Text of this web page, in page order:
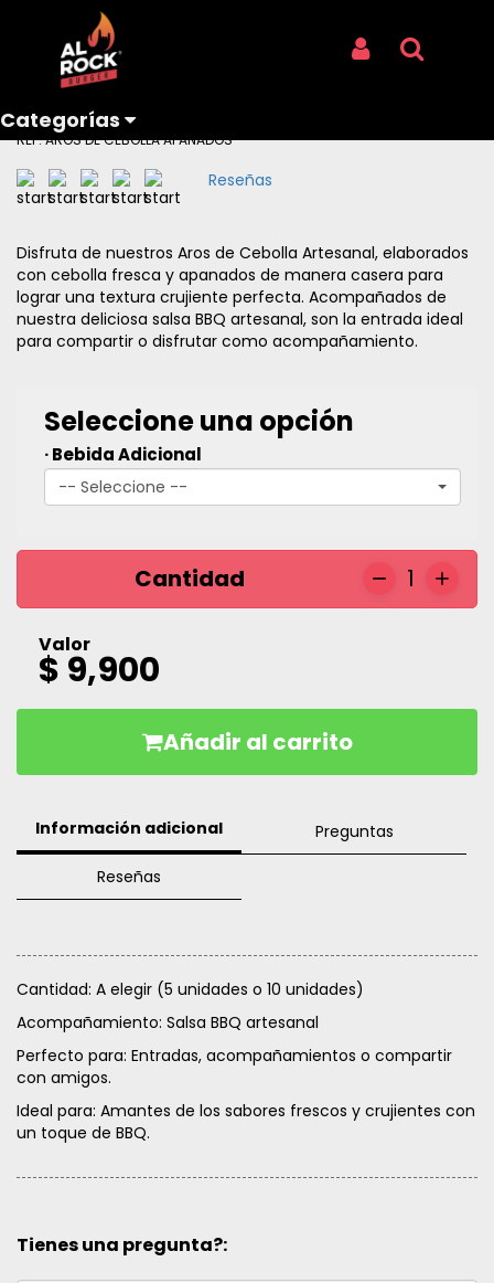
Categorías
Categorías
AROS DE CEBOLLA ARTESANAL
Aros de cebolla fresca apanados
artesanalmente
REF: AROS DE CEBOLLA APANADOS
Reseñas
Disfruta de nuestros Aros de Cebolla Artesanal, elaborados
con cebolla fresca y apanados de manera casera para
lograr una textura crujiente perfecta. Acompañados de
nuestra deliciosa salsa BBQ artesanal, son la entrada ideal
para compartir o disfrutar como acompañamiento.
Seleccione una opción
· Bebida Adicional
-- Seleccione --
Cantidad 1
Valor
$ 9,900
Añadir al carrito
Información adicional Preguntas
Reseñas
Cantidad: A elegir (5 unidades o 10 unidades)
Acompañamiento: Salsa BBQ artesanal
Perfecto para: Entradas, acompañamientos o compartir
con amigos.
Ideal para: Amantes de los sabores frescos y crujientes con
un toque de BBQ.
Tienes una pregunta?: